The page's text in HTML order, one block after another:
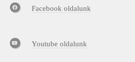
Facebook oldalunk
Youtube oldalunk